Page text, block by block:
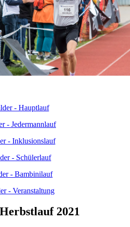
- Hauptlauf
- Jedermannlauf
- Inklusionslauf
- Schülerlauf
- Bambinilauf
- Veranstaltung
2021